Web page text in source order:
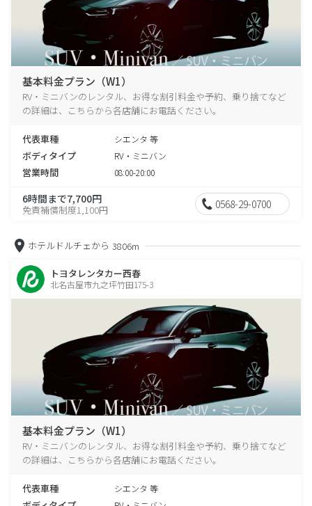
基本料金プラン（W1）
RV・ミニバンのレンタル、お得な割引料金や予約、乗り捨てなど
の詳細は、こちらから各店舗にお電話ください。
代表車種 シエンタ 等
ボディタイプ RV・ミニバン
営業時間 08:00-20:00
6時間まで7,700円
免責補償制度1,100円 0568-29-0700
ホテルドルチェから 3806m
トヨタレンタカー西春
北名古屋市九之坪竹田175-3
基本料金プラン（W1）
RV・ミニバンのレンタル、お得な割引料金や予約、乗り捨てなど
の詳細は、こちらから各店舗にお電話ください。
代表車種 シエンタ 等